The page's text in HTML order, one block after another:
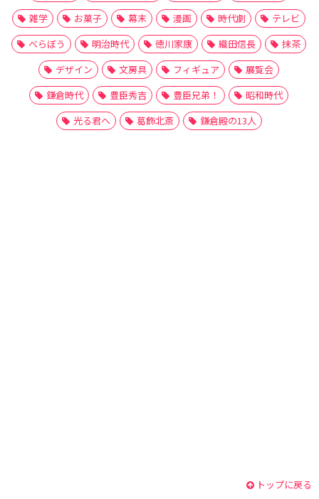
雑学
お菓子 幕末 漫画 時代劇
テレビ
べらぼう
明治時代 徳川家康 織田信長
抹茶
デザイン
文房具 フィギュア
展覧会
鎌倉時代
豊臣秀吉 豊臣兄弟！
昭和時代
光る君へ
葛飾北斎 鎌倉殿の13人
トップに戻る